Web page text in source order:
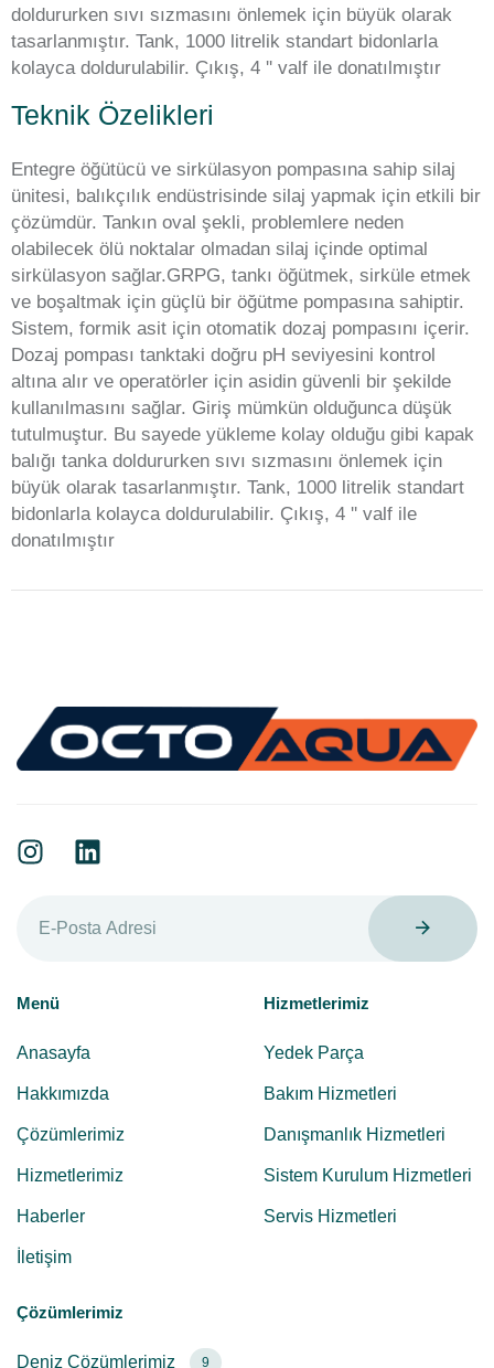
doldururken sıvı sızmasını önlemek için büyük olarak
tasarlanmıştır. Tank, 1000 litrelik standart bidonlarla
kolayca doldurulabilir. Çıkış, 4 '' valf ile donatılmıştır
Teknik Özelikleri
Entegre öğütücü ve sirkülasyon pompasına sahip silaj
ünitesi, balıkçılık endüstrisinde silaj yapmak için etkili bir
çözümdür. Tankın oval şekli, problemlere neden
olabilecek ölü noktalar olmadan silaj içinde optimal
sirkülasyon sağlar.GRPG, tankı öğütmek, sirküle etmek
ve boşaltmak için güçlü bir öğütme pompasına sahiptir.
Sistem, formik asit için otomatik dozaj pompasını içerir.
Dozaj pompası tanktaki doğru pH seviyesini kontrol
altına alır ve operatörler için asidin güvenli bir şekilde
kullanılmasını sağlar. Giriş mümkün olduğunca düşük
tutulmuştur. Bu sayede yükleme kolay olduğu gibi kapak
balığı tanka doldururken sıvı sızmasını önlemek için
büyük olarak tasarlanmıştır. Tank, 1000 litrelik standart
bidonlarla kolayca doldurulabilir. Çıkış, 4 '' valf ile
donatılmıştır
Menü
Anasayfa
Hakkımızda
Çözümlerimiz
Hizmetlerimiz
Haberler
İletişim
Hizmetlerimiz
Yedek Parça
Bakım Hizmetleri
Danışmanlık Hizmetleri
Sistem Kurulum Hizmetleri
Servis Hizmetleri
Çözümlerimiz
Deniz Çözümlerimiz 9